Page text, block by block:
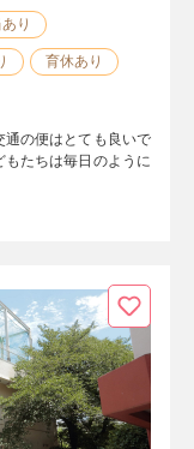
り
育休あり
通の便はとても良いで
たちは毎日のように